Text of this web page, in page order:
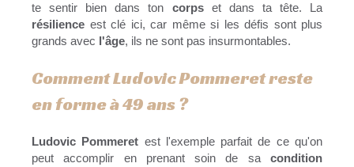
te sentir bien dans ton corpset dans ta tête. La
résilience est clé ici, car même si les défis sont plus
grands avec l'âge, ils ne sont pas insurmontables.
Comment Ludovic Pommeret reste
en forme à 49 ans ?
Ludovic Pommeret est l'exemple parfait de ce qu'on
peut accomplir en prenant soin de sa condition